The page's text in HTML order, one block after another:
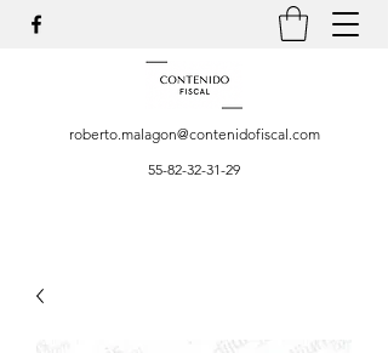
roberto.malagon@contenidofiscal.com
55-82-32-31-29